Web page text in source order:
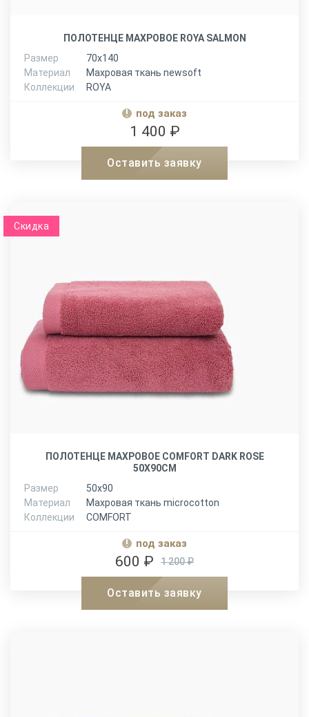
ПОЛОТЕНЦЕ МАХРОВОЕ ROYA SALMON
Размер
70х140
Материал
Махровая ткань newsoft
Коллекции
ROYA
под заказ
1 400 ₽
Оставить заявку
Скидка
ПОЛОТЕНЦЕ МАХРОВОЕ COMFORT DARK ROSE
50X90СМ
Размер
50х90
Материал
Махровая ткань microcotton
Коллекции
COMFORT
под заказ
1 200 ₽
600 ₽
Оставить заявку